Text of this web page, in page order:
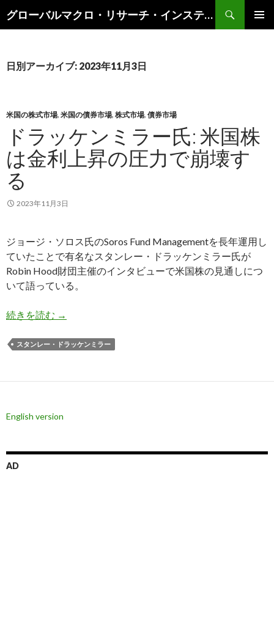
グローバルマクロ・リサーチ・インスティテュート
索
ン
キ
ッ
日別アーカイブ: 2023年11月3日
米国の株式市場, 米国の債券市場, 株式市場, 債券市場
ドラッケンミラー氏: 米国株
は金利上昇の圧力で崩壊す
る
2023年11月3日
ジョージ・ソロス氏のSoros Fund Managementを長年運用し
ていたことで有名なスタンレー・ドラッケンミラー氏が
Robin Hood財団主催のインタビューで米国株の見通しにつ
いて語っている。
続きを読む ドラッケンミラー氏: 米国株は金利上昇の圧力で
→
スタンレー・ドラッケンミラー
English version
AD